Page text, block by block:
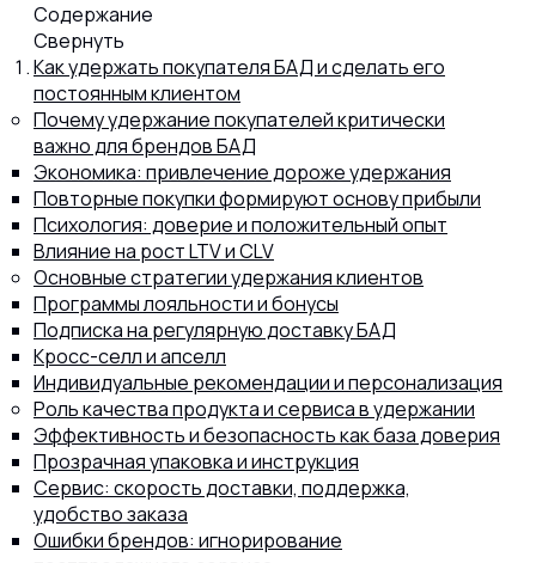
Спортивного питания
Каталог
Статьи
8 (800) 302-77-51ПЕРЕЗВОНИТЬ ВАМ?
Содержание
Свернуть
Как удержать покупателя БАД и сделать его
постоянным клиентом
Почему удержание покупателей критически
важно для брендов БАД
Экономика: привлечение дороже удержания
Повторные покупки формируют основу прибыли
Психология: доверие и положительный опыт
Влияние на рост LTV и CLV
Основные стратегии удержания клиентов
Программы лояльности и бонусы
Подписка на регулярную доставку БАД
Кросс-селл и апселл
Индивидуальные рекомендации и персонализация
Роль качества продукта и сервиса в удержании
Эффективность и безопасность как база доверия
Прозрачная упаковка и инструкция
Сервис: скорость доставки, поддержка,
удобство заказа
Ошибки брендов: игнорирование